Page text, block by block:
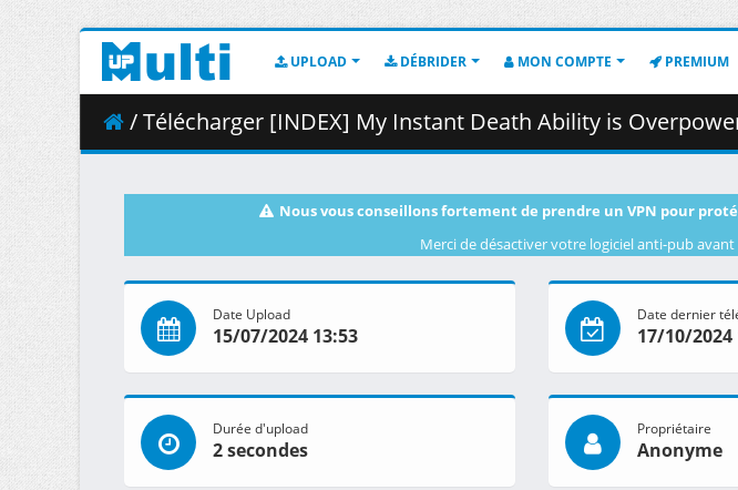
UPLOAD DÉBRIDER MON COMPTE PREMIUM
/ Télécharger [INDEX] My Instant Death Ability is Overpowered -
Nous vous conseillons fortement de prendre un VPN pour
Merci de désactiver votre logiciel anti-pub
Date Upload
15/07/2024 13:53
Date dernier
17/10/2024
Durée d'upload
2 secondes
Propriétaire
Anonyme